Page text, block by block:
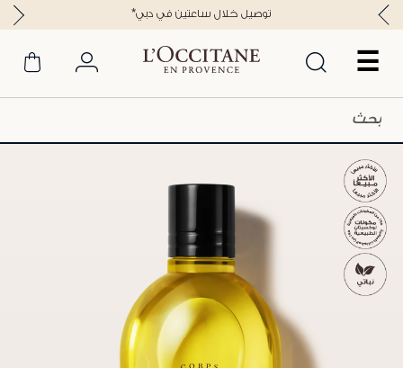
☰
*توصيل خلال ساعتين في دبي